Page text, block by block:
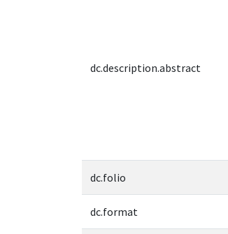
dc.description.abstract
dc.folio
dc.format